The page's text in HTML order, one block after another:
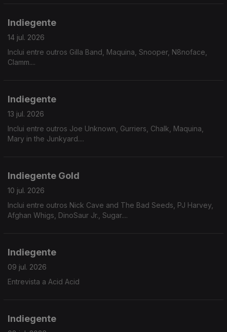
Indiegente
14 jul. 2026
Inclui entre outros Gilla Band, Maquina, Snooper, N8noface,
Clamm....
Indiegente
13 jul. 2026
Inclui entre outros Joe Unknown, Gurriers, Chalk, Maquina,
Mary in the Junkyard....
Indiegente Gold
10 jul. 2026
Inclui entre outros Nick Cave and The Bad Seeds, PJ Harvey,
Afghan Whigs, DinoSaur Jr., Sugar....
Indiegente
09 jul. 2026
Entrevista a Acid Acid
Indiegente